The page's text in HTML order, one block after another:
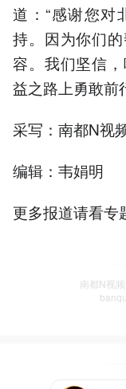
道：“感谢您对
持。因为你们
容。我们坚信
益之路上勇敢前
采写：南都N视
编辑：韦娟明
更多报道请看专
南都N视